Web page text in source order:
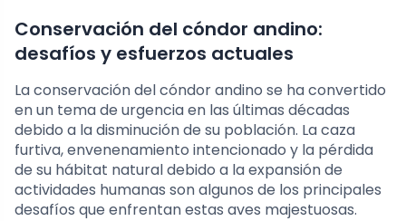
Conservación del cóndor andino:
desafíos y esfuerzos actuales
La conservación del cóndor andino se ha convertido
en un tema de urgencia en las últimas décadas
debido a la disminución de su población. La caza
furtiva, envenenamiento intencionado y la pérdida
de su hábitat natural debido a la expansión de
actividades humanas son algunos de los principales
desafíos que enfrentan estas aves majestuosas.